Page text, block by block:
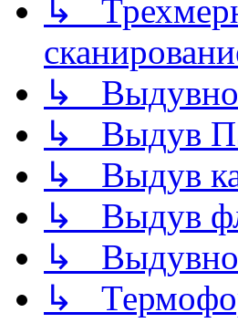
↳
↳
↳ Выдув
↳ Выдув
↳ Выдув
↳
↳